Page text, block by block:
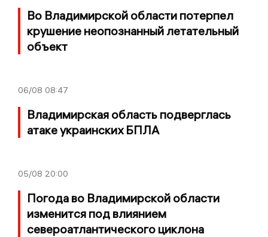
Во Владимирской области потерпел
крушение неопознанный летательный
объект
06/08 08:47
Владимирская область подверглась
атаке украинских БПЛА
05/08 20:00
Погода во Владимирской области
изменится под влиянием
североатлантического циклона